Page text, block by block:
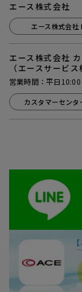
エース株式会社
エース株式会社
エース株式会社
（エースサービス
営業時間：平日10:00
カスタマーセンタ